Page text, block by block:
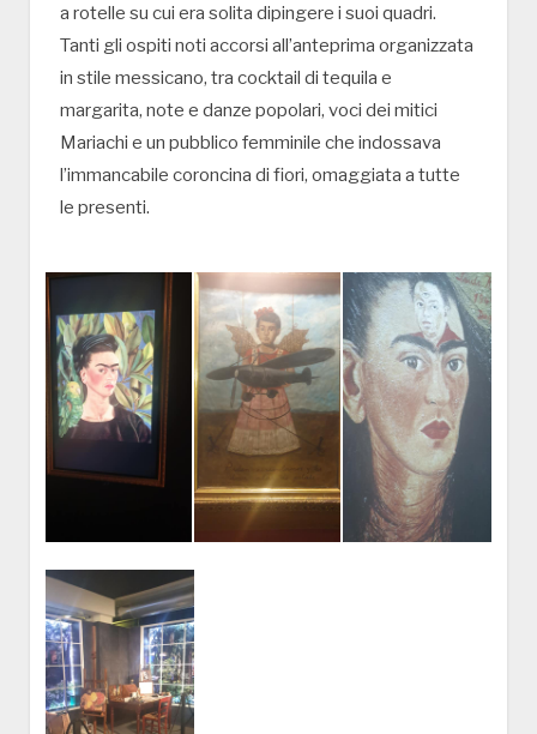
a rotelle su cui era solita dipingere i suoi quadri.
Tanti gli ospiti noti accorsi all’anteprima organizzata
in stile messicano, tra cocktail di tequila e
margarita, note e danze popolari, voci dei mitici
Mariachi e un pubblico femminile che indossava
l’immancabile coroncina di fiori, omaggiata a tutte
le presenti.